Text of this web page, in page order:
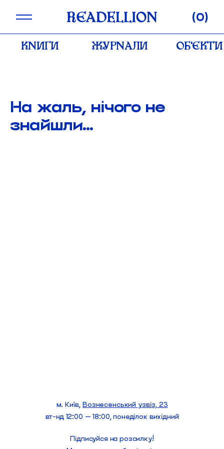
0
КНИГИ ЖУРНАЛИ ОБʼЄКТИ
На жаль, нічого не
знайшли...
Підписуйся на розсилку!
м. Київ,Вознесенський узвіз, 23
вт-нд 12:00 — 18:00, понеділок вихідний